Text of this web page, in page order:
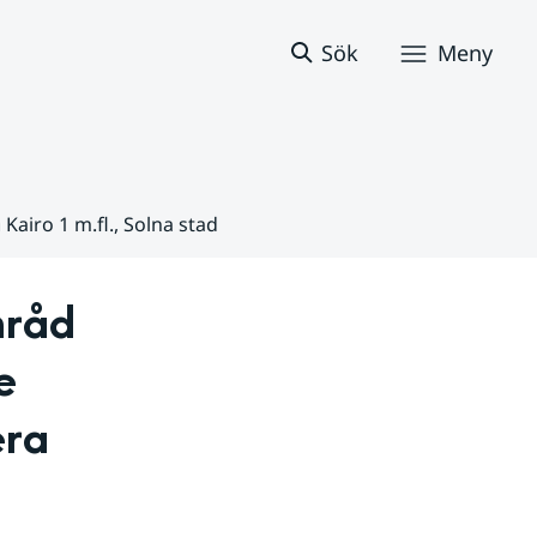
Sök Meny
1 m.fl., Solna stad